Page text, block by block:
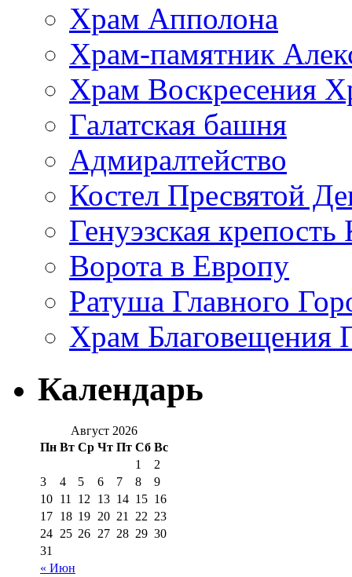
Храм Апполона
Храм-памятник
Храм Воскресения
Галатская башня
Адмиралтейство
Костел Пресвятой
Генуэзская крепость
Ворота в Европу
Ратуша Главного
Храм Благовещения
Календарь
Август 2026
Пн Вт Ср Чт Пт Сб Вс
« Июн
1
2
3
4 5 6 7 8
9
10 11 12 13 14 15 16
17 18 19 20 21 22 23
24 25 26 27 28 29 30
31